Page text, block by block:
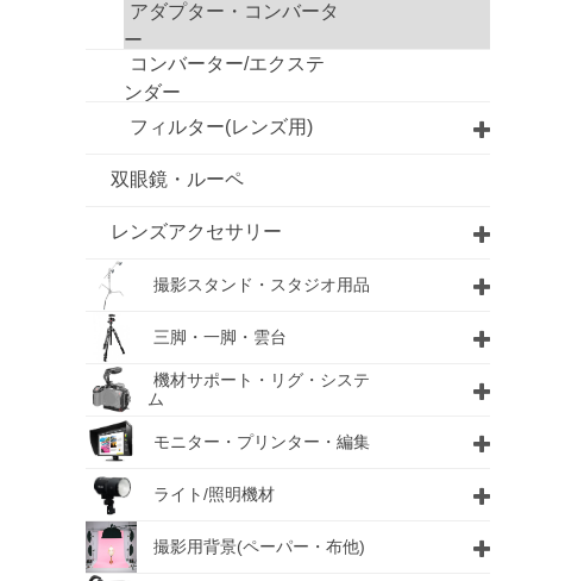
アダプター・コンバータ
ー
コンバーター/エクステ
ンダー
フィルター(レンズ用)
双眼鏡・ルーペ
レンズアクセサリー
撮影スタンド・スタジオ用品
三脚・一脚・雲台
機材サポート・リグ・システ
ム
モニター・プリンター・編集
ライト/照明機材
撮影用背景(ペーパー・布他)